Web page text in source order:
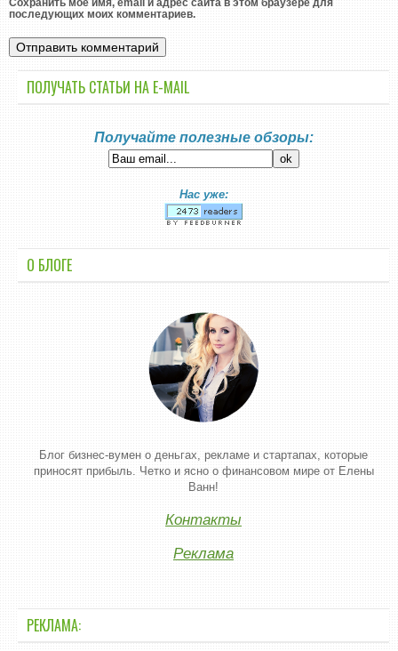
Сохранить моё имя, email и адрес сайта в этом браузере для
последующих моих комментариев.
ПОЛУЧАТЬ СТАТЬИ НА E-MАIL
Получайте полезные обзоры:
Нас уже:
О БЛОГЕ
Блог бизнес-вумен о деньгах, рекламе и стартапах, которые
приносят прибыль. Четко и ясно о финансовом мире от Елены
Ванн!
Контакты
Реклама
РЕКЛАМА: